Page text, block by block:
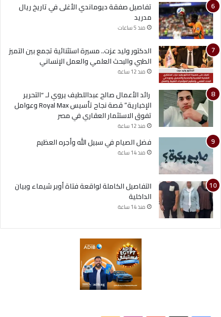
تفاصيل صفقة ديوماندي الأغلى في تاريخ ريال
مدريد
منذ 5 ساعات
الدكتور وليد عزت.. مسيرة استثنائية تجمع بين التميز
الطبي والبحث العلمي والعمل الإنساني
منذ 12 ساعة
رائد الأعمال صالح عبداللطيف يروي لـ “التحرير
الإخبارية” قصة نجاح تأسيس Royal Max وعوامل
تفوق الاستثمار العقاري في مصر
منذ 12 ساعة
فضل الصيام في سبيل الله وأجره العظيم
منذ 14 ساعة
التفاصيل الكاملة لواقعة فتاة أوبر شيماء وبيان
الداخلية
منذ 14 ساعة